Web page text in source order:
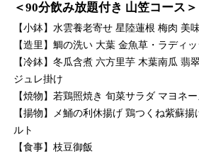
＜90分飲み放題付き 山笠コース＞
【小鉢】水雲養老寄せ 星陸蓮根 梅肉 美
【造里】鯛の洗い 大葉 金魚草・ラディ
【冷鉢】冬瓜含煮 六方里芋 木葉南瓜 翡
ジュレ掛け
【焼物】若鶏照焼き 旬菜サラダ マヨネ
【揚物】メ鯒の利休揚げ 鶏つくね紫蘇
ルト
【食事】枝豆御飯